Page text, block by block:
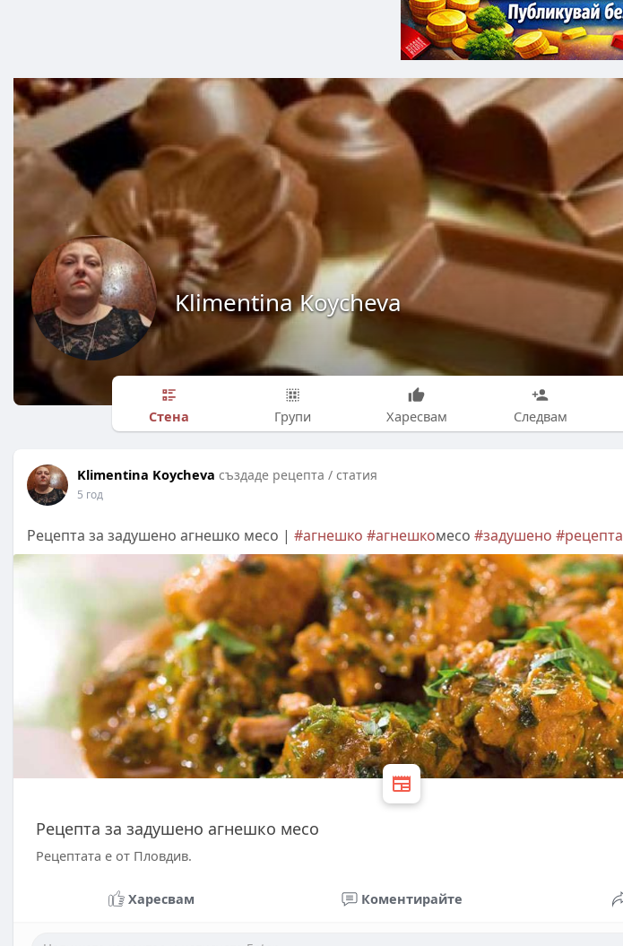
Klimentina Koycheva
Стена Групи Харесвам Следвам
Klimentina Koycheva създаде рецепта / статия
5 год
Рецепта за задушено агнешко месо | #агнешко #агнешкомесо #задушено #рецепта
Рецепта за задушено агнешко месо
Рецептата е от Пловдив.
Харесвам Коментирайте